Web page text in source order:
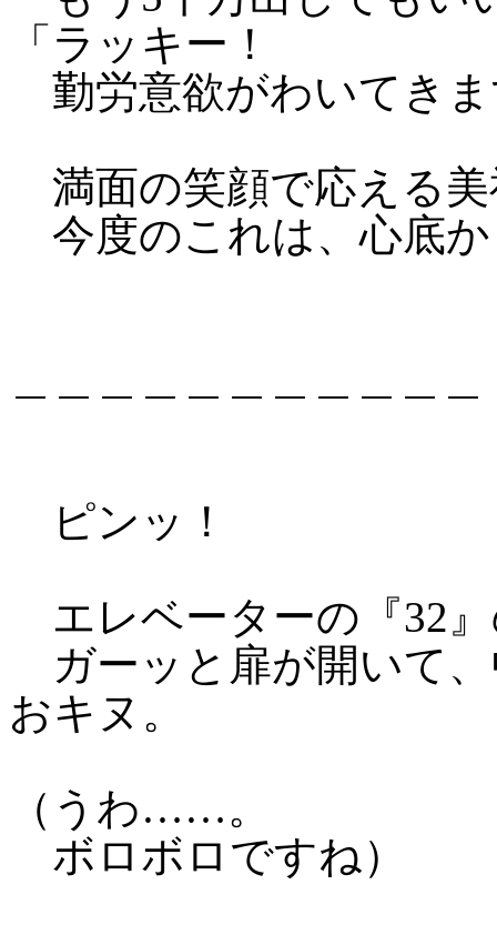
「ラッキー！
勤労意欲がわいてき
満面の笑顔で応える美
今度のこれは、心底
ピンッ！
エレベーターの『32
ガーッと扉が開いて
おキヌ。
（うわ……。
ボロボロですね）